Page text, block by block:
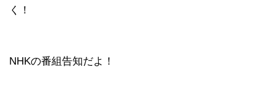
く！
NHKの番組告知だよ！